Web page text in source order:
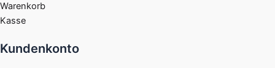
Warenkorb
Kasse
Kundenkonto